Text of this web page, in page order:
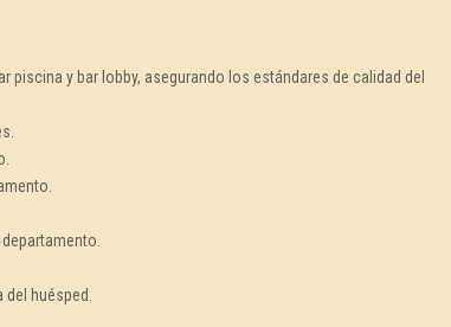
y bar lobby, asegurando los estándares de calidad del
huésped.